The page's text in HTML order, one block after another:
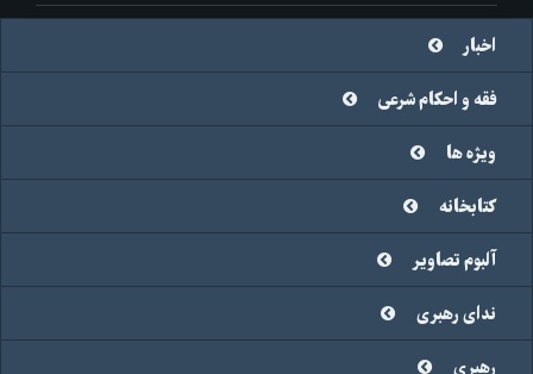
اخبار
فقه و احکام شرعی
ویژه ها
کتابخانه
آلبوم تصاویر
ندای رهبری
رهبری